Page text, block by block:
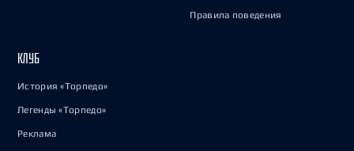
Правила поведения
КЛУБ
История «Торпедо»
Легенды «Торпедо»
Реклама